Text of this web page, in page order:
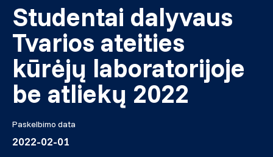
Studentai dalyvaus
Tvarios ateities
kūrėjų laboratorijoje
be atliekų 2022
Paskelbimo data
2022-02-01